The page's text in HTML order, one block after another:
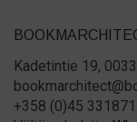
Kadetintie 19,
+358 (0)45